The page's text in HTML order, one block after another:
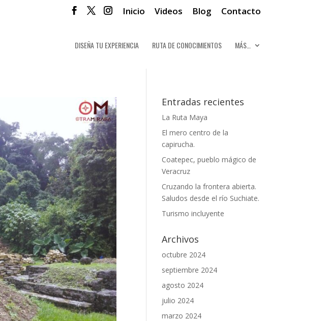
Inicio Videos Blog Contacto
DISEÑA TU EXPERIENCIA RUTA DE CONOCIMIENTOS MÁS…
Entradas recientes
La Ruta Maya
El mero centro de la
capirucha.
Coatepec, pueblo mágico de
Veracruz
Cruzando la frontera abierta.
Saludos desde el río Suchiate.
Turismo incluyente
Archivos
octubre 2024
septiembre 2024
agosto 2024
julio 2024
marzo 2024